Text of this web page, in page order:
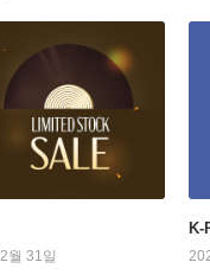
월 31일
K-